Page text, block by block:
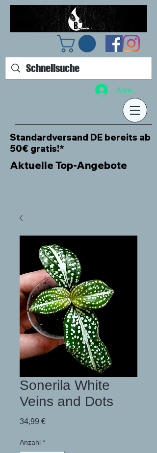
Anmelden
Standardversand DE bereits ab
50€ gratis!*
Aktuelle Top-Angebote
Sonerila White
Veins and Dots
34,99 €Preis
Anzahl *